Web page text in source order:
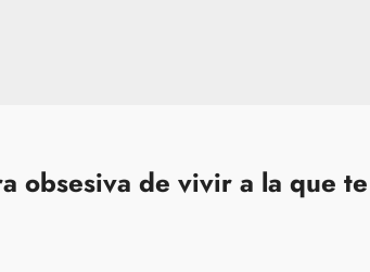
obsesiva de vivir a la que te